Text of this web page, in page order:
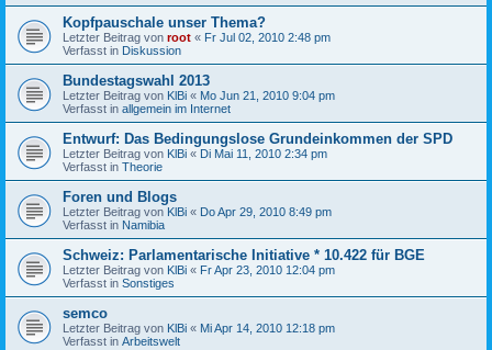
Kopfpauschale unser Thema?
Letzter Beitrag von root « Fr Jul 02, 2010 2:48 pm
Verfasst in Diskussion
Bundestagswahl 2013
Letzter Beitrag von KlBi « Mo Jun 21, 2010 9:04 pm
Verfasst in allgemein im Internet
Entwurf: Das Bedingungslose Grundeinkommen der SPD
Letzter Beitrag von KlBi « Di Mai 11, 2010 2:34 pm
Verfasst in Theorie
Foren und Blogs
Letzter Beitrag von KlBi « Do Apr 29, 2010 8:49 pm
Verfasst in Namibia
Schweiz: Parlamentarische Initiative * 10.422 für BGE
Letzter Beitrag von KlBi « Fr Apr 23, 2010 12:04 pm
Verfasst in Sonstiges
semco
Letzter Beitrag von KlBi « Mi Apr 14, 2010 12:18 pm
Verfasst in Arbeitswelt